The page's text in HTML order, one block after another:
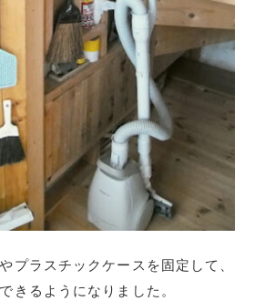
プラスチックケースを固定して、
きるようになりました。